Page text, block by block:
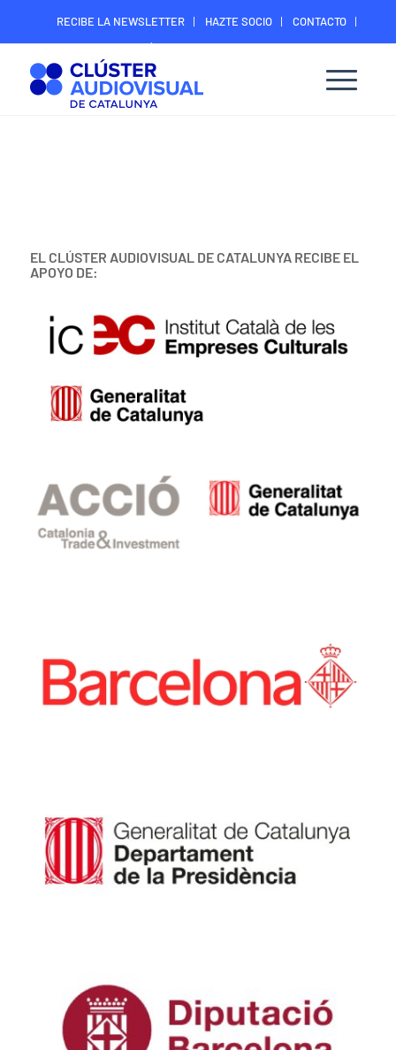
RECIBE LA NEWSLETTER HAZTE SOCIO
CONTACTO
ÁREA DIGITAL SOCIOS
EL CLÚSTER AUDIOVISUAL DE CATALUNYA RECIBE EL
APOYO DE: